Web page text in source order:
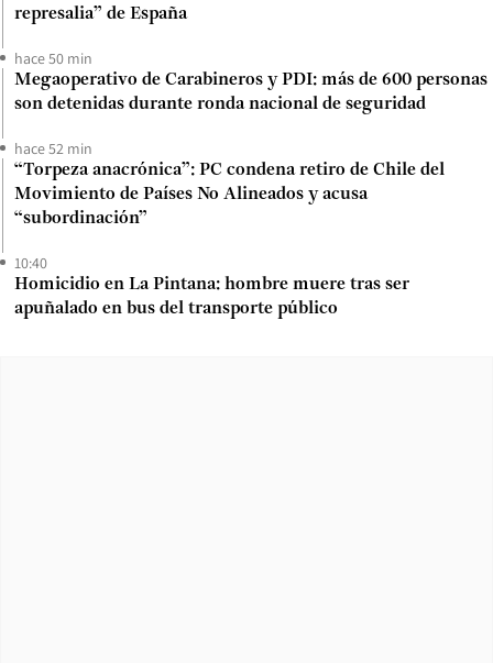
represalia” de España
hace 50 min
Megaoperativo de Carabineros y PDI: más de 600 personas
son detenidas durante ronda nacional de seguridad
hace 52 min
“Torpeza anacrónica”: PC condena retiro de Chile del
Movimiento de Países No Alineados y acusa
“subordinación”
10:40
Homicidio en La Pintana: hombre muere tras ser
apuñalado en bus del transporte público